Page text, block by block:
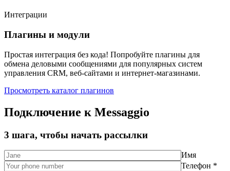
Интеграции
Плагины и модули
Простая интеграция без кода! Попробуйте плагины для
обмена деловыми сообщениями для популярных систем
управления CRM, веб-сайтами и интернет-магазинами.
Просмотреть каталог плагинов
Подключение к Messaggio
3 шага, чтобы начать рассылки
Имя
Телефон *